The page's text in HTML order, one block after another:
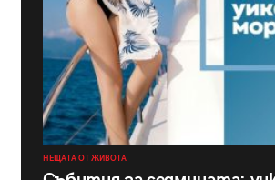
НЕЩАТА ОТ ЖИВОТА